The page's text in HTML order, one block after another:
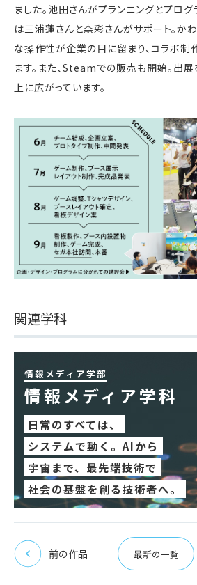
ました。池田さんがプランニングとプログ
は三浦蓮さんと森彩さんがサポート。か
な操作性が企業の目に留まり、コラボ制
ます。また、Steamでの販売も開始。出
上に広がっています。
関連学科
情報メディア学部
情報メディア学科
日常のすべては、
システムで動く。AIから
宇宙まで、最先端技術で
社会の基盤を創る技術者へ。
前の作品 最新の一覧